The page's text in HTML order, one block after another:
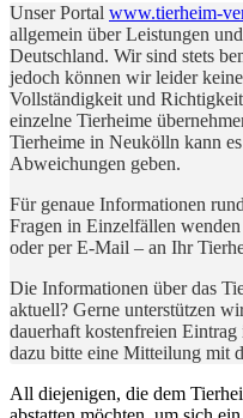
Unser Portal www.tierheim-
allgemein über Leistungen
Deutschland. Wir sind stets
jedoch können wir leider
Vollständigkeit und
einzelne Tierheime
Tierheime in Neukölln kann
Abweichungen geben.
Für genaue Informationen
Fragen in Einzelfällen
oder per E-Mail – an Ihr
Die Informationen über das
aktuell? Gerne unterstützen
dauerhaft kostenfreien
dazu bitte eine Mitteilung mit
All diejenigen, die dem